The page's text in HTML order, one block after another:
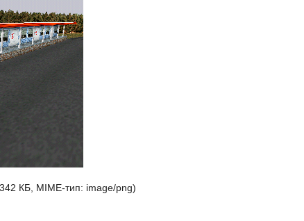
КБ, MIME-тип: image/png)